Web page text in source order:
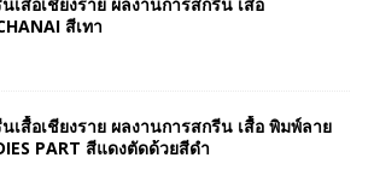
สีเทา
เสื้อเชียงราย ผลงานการสกรีน เสื้อ พิมพ์ลาย
PART สีแดงตัดด้วยสีดำ